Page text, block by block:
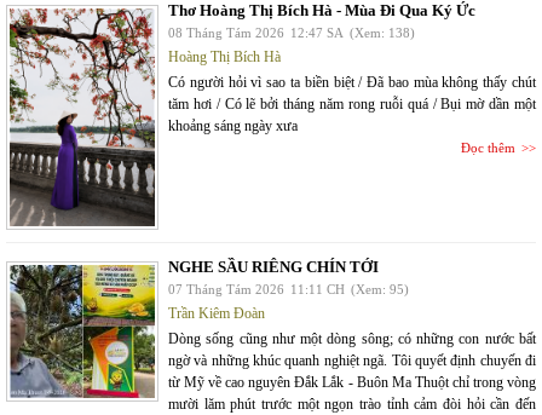
Thơ Hoàng Thị Bích Hà - Mùa Đi Qua Ký Ức
08 Tháng Tám 2026 12:47 SA (Xem: 138)
Hoàng Thị Bích Hà
Có người hỏi vì sao ta biền biệt / Đã bao mùa không thấy chút
tăm hơi / Có lẽ bởi tháng năm rong ruỗi quá / Bụi mờ dần một
khoảng sáng ngày xưa
Đọc thêm
NGHE SẦU RIÊNG CHÍN TỚI
07 Tháng Tám 2026 11:11 CH (Xem: 95)
Trần Kiêm Đoàn
Dòng sống cũng như một dòng sông; có những con nước bất
ngờ và những khúc quanh nghiệt ngã. Tôi quyết định chuyến đi
từ Mỹ về cao nguyên Đắk Lắk - Buôn Ma Thuột chỉ trong vòng
mười lăm phút trước một ngọn trào tỉnh cảm đòi hỏi cần đến